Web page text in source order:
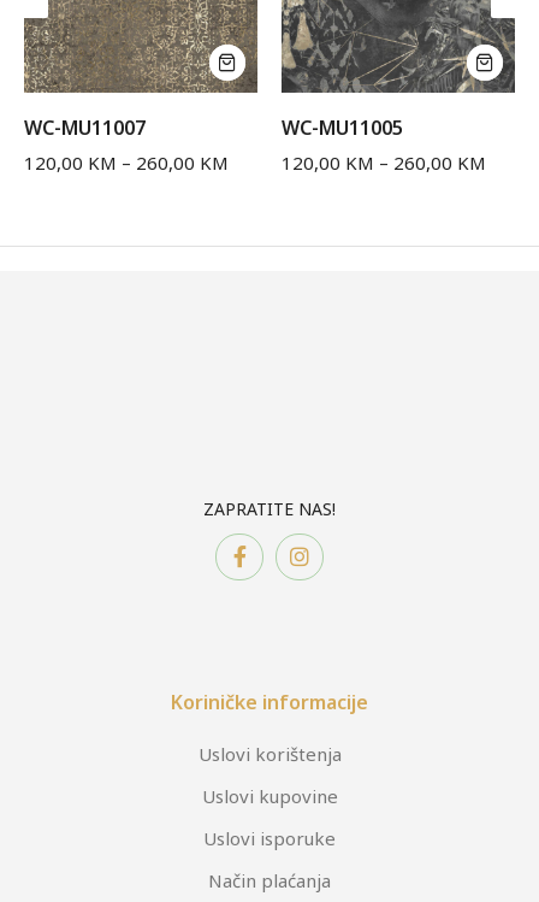
WC-MU11007
120,00 KM – 260,00 KM
WC-MU11005
120,00 KM – 260,00 KM
ZAPRATITE NAS!
Koriničke informacije
Uslovi korištenja
Uslovi kupovine
Uslovi isporuke
Način plaćanja